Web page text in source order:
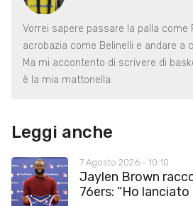
Vorrei sapere passare la palla come
acrobazia come Belinelli e andare a
Ma mi accontento di scrivere di
è la mia mattonella.
Leggi anche
7 Agosto 2026 - 10:10
Jaylen Brown
76ers: “Ho lanciato